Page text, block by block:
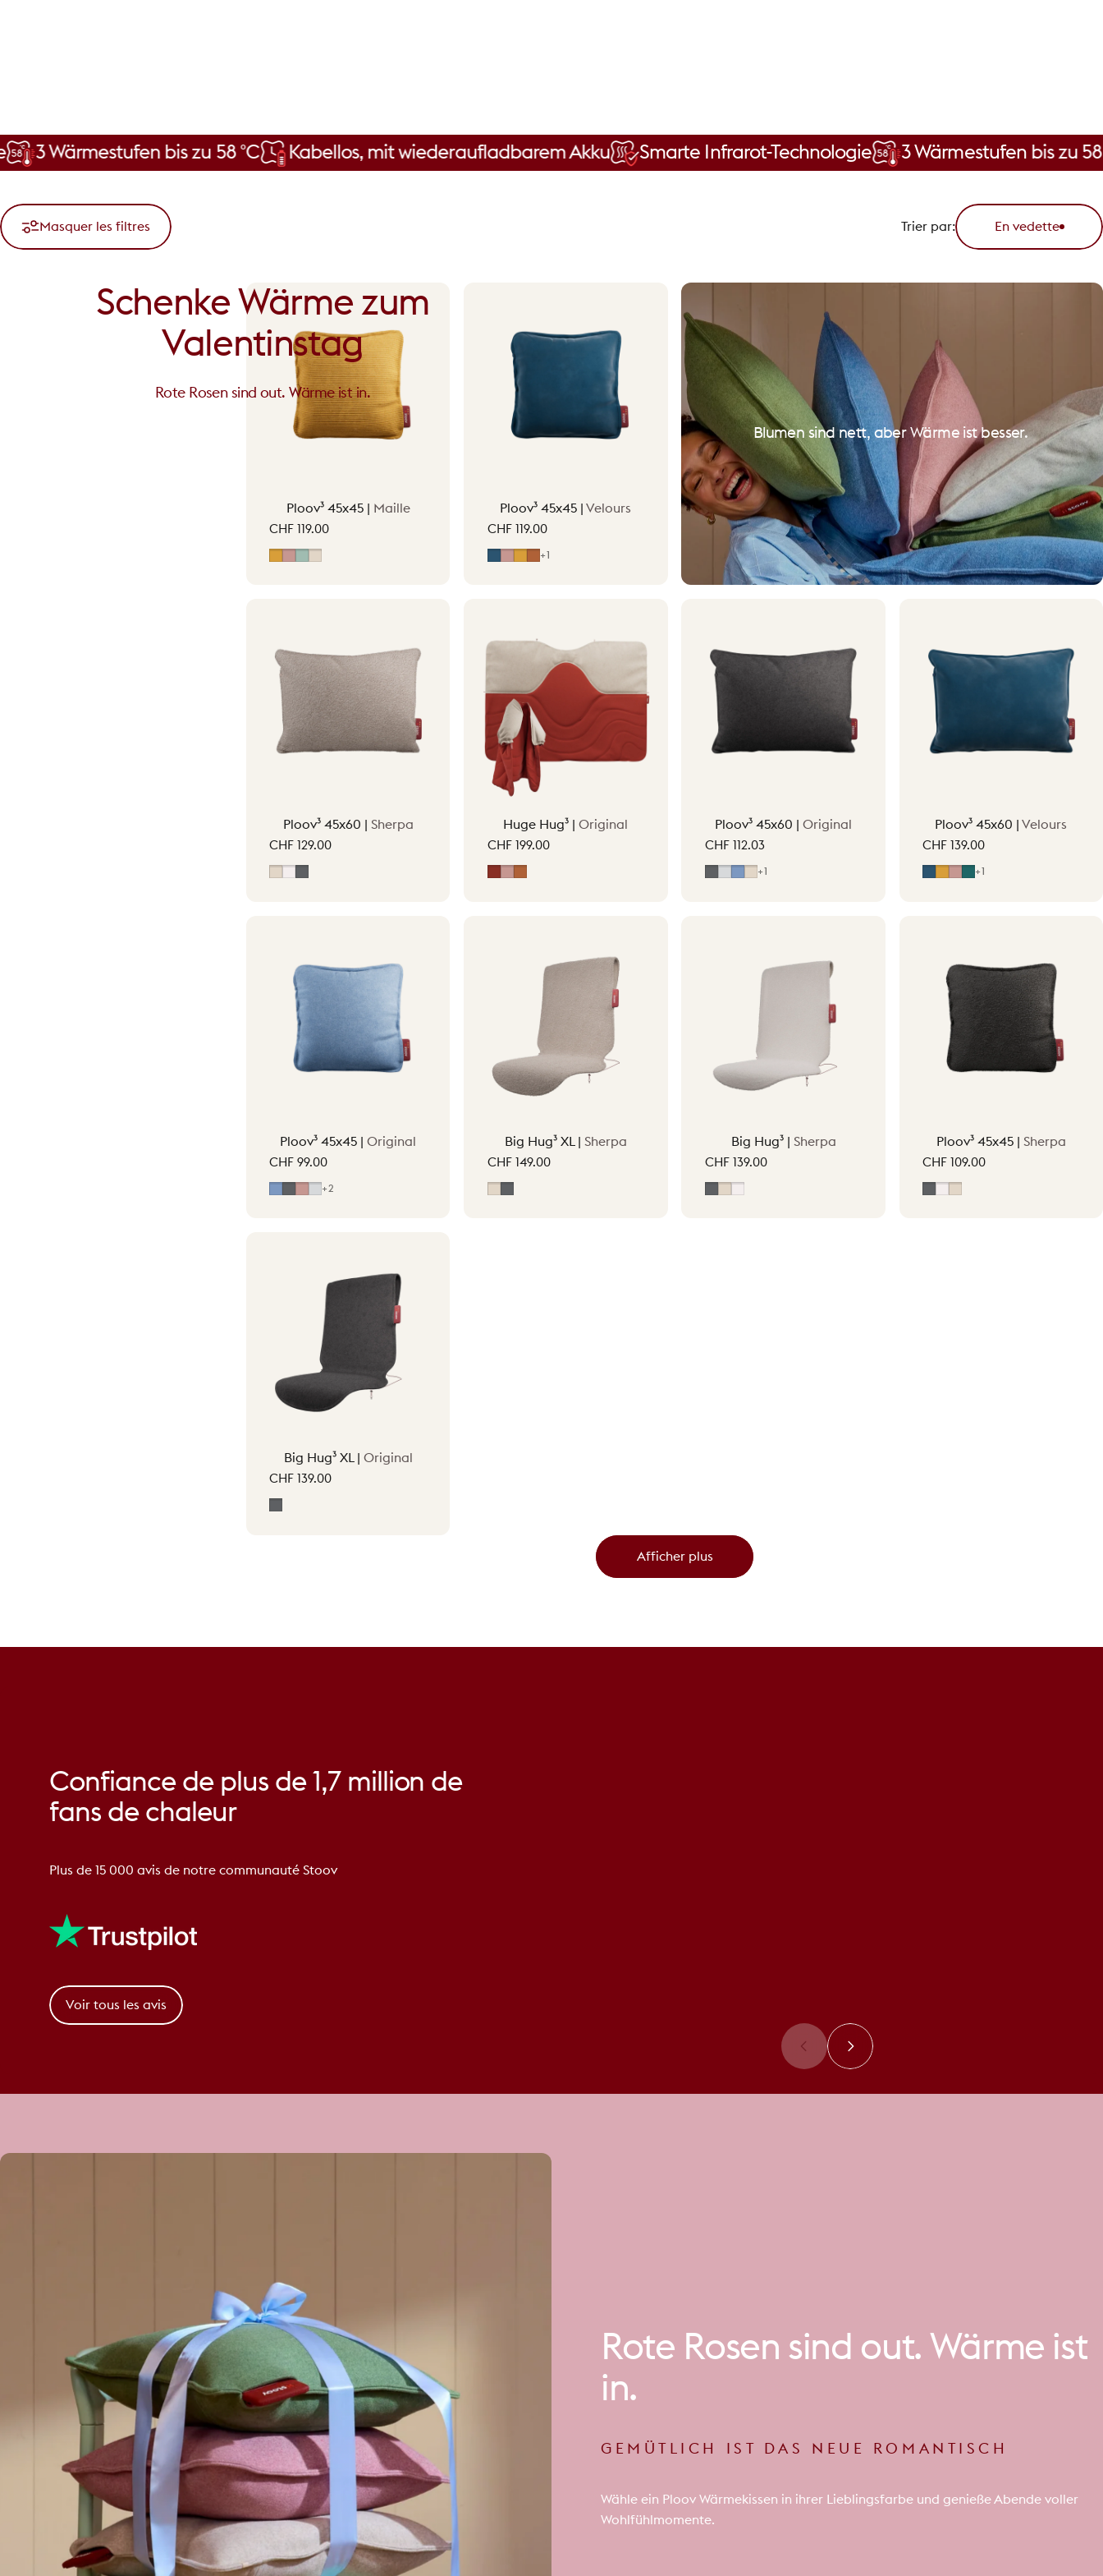
Schenke Wärme zum
Valentinstag
Rote Rosen sind out. Wärme ist in.
bis zu 58 °C Kabellos, mit wiederaufladbarem Akku Smarte Infrarot-Technologie 3 Wärmestufen bis zu 58 °C
Masquer les filtres Trier par: En vedette
Ploov³ 45x45 | Maille
CHF 119.00
Ploov³ 45x45 |Velours
CHF 119.00
Bleu nuit
Rose pâle
Jaune ocre
Terracotta
+1
Blumen sind nett, aber Wärme ist besser.
Ploov³ 45x60 | Sherpa
CHF 129.00
Beige clair
Blanc cassé
Huge Hug³ |Original
CHF 199.00
Ploov³ 45x60 |Original
CHF 112.03
Gris clair
Bleu classique
Beige clair
+1
Ploov³ 45x60 |Velours
CHF 139.00
Bleu nuit
Jaune ocre
Rose pâle
Vert pétrole
+1
Ploov³ 45x45 |Original
CHF 99.00
Bleu classique
Rose pâle
Gris clair
+2
Big Hug³ XL | Sherpa
CHF 149.00
Big Hug³ | Sherpa
CHF 139.00
GrisBeige clair
Off-White
Ploov³ 45x45 | Sherpa
CHF 109.00
GrisBlanc cassé
Big Hug³ XL | Original
CHF 139.00
Afficher plus
Confiance de plus de 1,7 million de
fans de chaleur
Plus de 15 000 avis de notre communauté Stoov
Voir tous les avis
Rote Rosen sind out. Wärme ist
in.
GEMÜTLICH IST DAS NEUE ROMANTISCH
Wähle ein Ploov Wärmekissen in ihrer Lieblingsfarbe und genieße Abende voller
Wohlfühlmomente.